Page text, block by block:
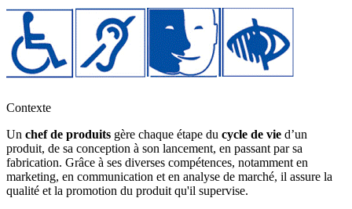
Contexte
Un chef de produits gère chaque étape du cycle de vie d’un
produit, de sa conception à son lancement, en passant par sa
fabrication. Grâce à ses diverses compétences, notamment en
marketing, en communication et en analyse de marché, il assure la
qualité et la promotion du produit qu'il supervise.